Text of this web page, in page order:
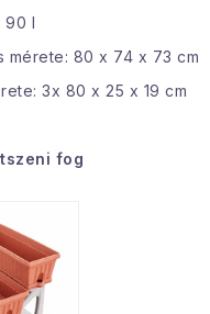
90 l
mérete: 80 x 74 x 73 cm
3x 80 x 25 x 19 cm
fog